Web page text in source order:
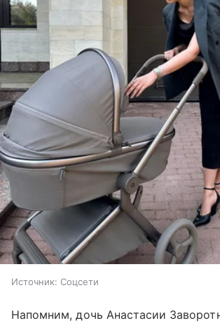
Источник: Соцсети
Напомним, дочь Анастасии